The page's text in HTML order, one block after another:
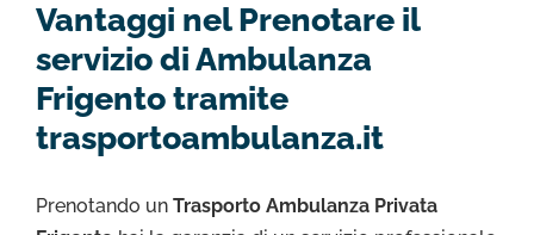
Vantaggi nel Prenotare il
servizio di Ambulanza
Frigento tramite
trasportoambulanza.it
Prenotando un Trasporto Ambulanza Privata